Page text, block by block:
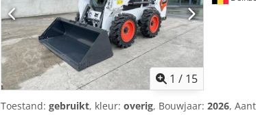
1 / 15
Toestand: gebruikt, kleur: overig, Bouwjaar: 2026,